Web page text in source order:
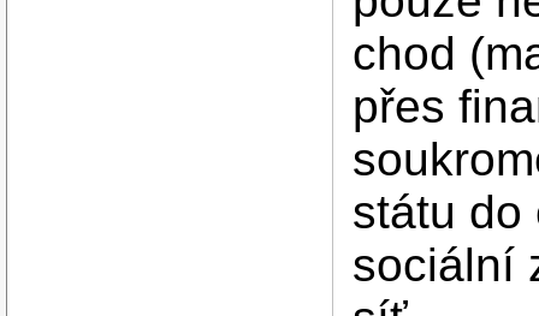
chod
přes
státu do
sociální